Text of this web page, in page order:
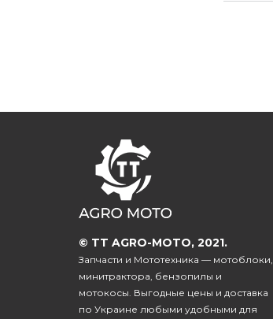
© TT AGRO-MOTO, 2021.
Запчасти и Мототехника — мотоблоки,
минитрактора, бензопилы и
мотокосы. Выгодные цены и доставка
по Украине любыми удобными для